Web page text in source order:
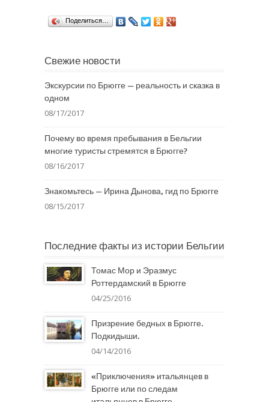
Поделиться…
Свежие новости
Экскурсии по Брюгге — реальность и сказка в
одном
08/17/2017
Почему во время пребывания в Бельгии
многие туристы стремятся в Брюгге?
08/16/2017
Знакомьтесь — Ирина Дынова, гид по Брюгге
08/15/2017
Последние факты из истории Бельгии
Томас Мор и Эразмус
Роттердамский в Брюгге
04/25/2016
Призрение бедных в Брюгге.
Подкидыши.
04/14/2016
«Приключения» итальянцев в
Брюгге или по следам